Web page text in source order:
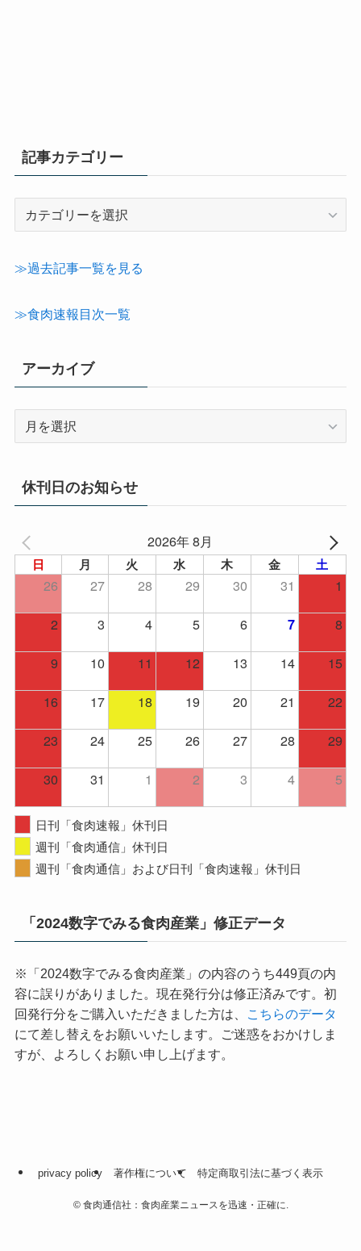
記事カテゴリー
テ
≫過去記事一覧を見る
≫食肉速報目次一覧
アーカイブ
イ
ブ
休刊日のお知らせ
2026年 8月
日 月 火 水 木 金 土
26 27 28 29 30 31
1
2
3 4 5 6 7
8
9
10 11 12 13 14
15
16
17 18 19 20 21
22
23
24 25 26 27 28
29
30
31 1 2 3 4 5
日刊「食肉速報」休刊日
週刊「食肉通信」休刊日
週刊「食肉通信」および日刊「食肉速報」休刊日
「2024数字でみる食肉産業」修正データ
※「2024数字でみる食肉産業」の内容のうち449頁の内
容に誤りがありました。現在発行分は修正済みです。初
回発行分をご購入いただきました方は、
こちらのデータ
にて差し替えをお願いいたします。ご迷惑をおかけしま
すが、よろしくお願い申し上げます。
privacy policy 著作権について 特定商取引法に基づく表示
©食肉通信社：食肉産業ニュースを迅速・正確に.